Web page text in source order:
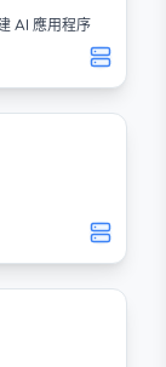
AI 應用程序